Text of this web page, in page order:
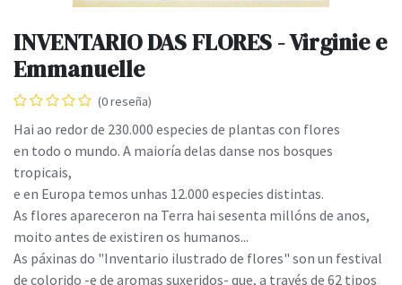
INVENTARIO DAS FLORES - Virginie e
Emmanuelle
(0 reseña)
Hai ao redor de 230.000 especies de plantas con flores
en todo o mundo. A maioría delas danse nos bosques
tropicais,
e en Europa temos unhas 12.000 especies distintas.
As flores apareceron na Terra hai sesenta millóns de anos,
moito antes de existiren os humanos...
As páxinas do "Inventario ilustrado de flores" son un festival
de colorido -e de aromas suxeridos- que, a través de 62 tipos